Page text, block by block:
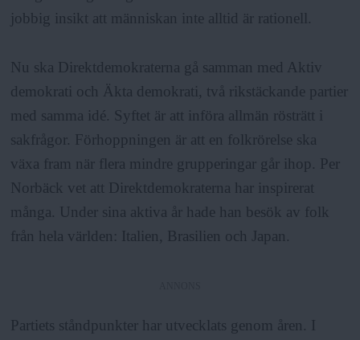
jobbig insikt att människan inte alltid är rationell.
Nu ska Direktdemokraterna gå samman med Aktiv
demokrati och Äkta demokrati, två rikstäckande partier
med samma idé. Syftet är att införa allmän rösträtt i
sakfrågor. Förhoppningen är att en folkrörelse ska
växa fram när flera mindre grupperingar går ihop. Per
Norbäck vet att Direktdemokraterna har inspirerat
många. Under sina aktiva år hade han besök av folk
från hela världen: Italien, Brasilien och Japan.
Partiets ståndpunkter har utvecklats genom åren. I